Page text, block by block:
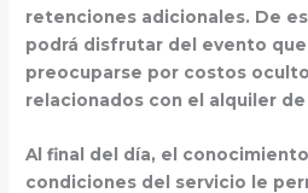
retenciones adicionales. De
podrá disfrutar del evento
preocuparse por costos
relacionados con el alquiler de
Al final del día, el
condiciones del servicio le